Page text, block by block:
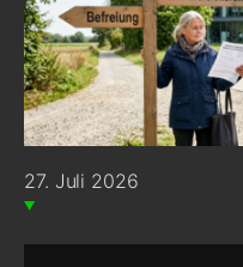
27. Juli 2026